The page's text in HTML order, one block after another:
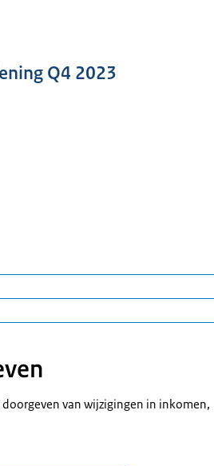
Q4 2023
met de dienstverlening van Dienst
van wijzigingen in inkomen,